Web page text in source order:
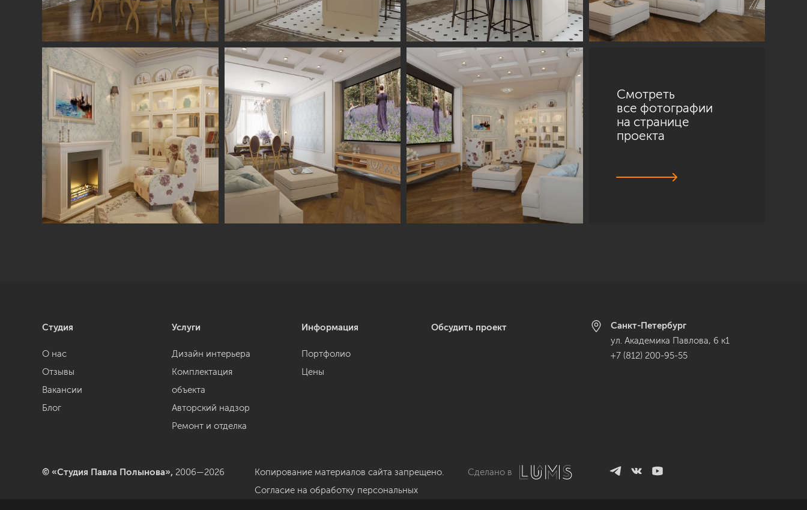
Смотреть
все фотографии
на странице
проекта
Студия
О нас
Отзывы
Вакансии
Блог
Услуги
Дизайн интерьера
Комплектация
объекта
Авторский надзор
Ремонт и отделка
Информация
Портфолио
Цены
Обсудить проект
Санкт-Петербург
ул. Академика Павлова, 6 к1
+7 (812) 200-95-55
© «Студия Павла Полынова», 2006—2026
Копирование материалов сайта запрещено.
Согласие на обработку персональных
Сделано в